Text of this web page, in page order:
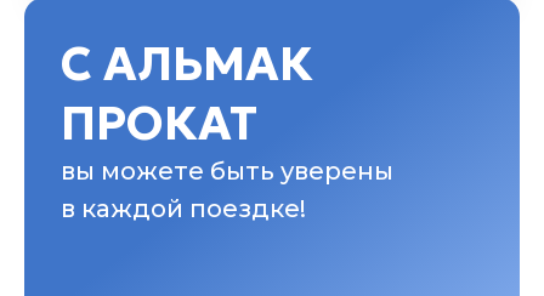
С АЛЬМАК
ПРОКАТ
вы можете быть уверены
в каждой поездке!